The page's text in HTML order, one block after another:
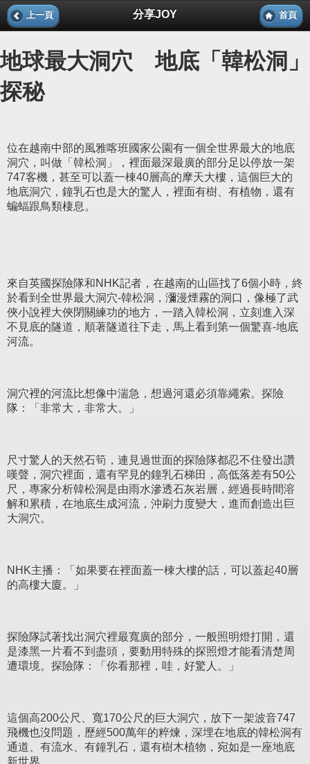
上一頁 分享JOY 首頁
地球最大洞穴 地底「韓松洞」
探秘
位在越南中部的風雅喀班國家公園有一個全世界最大的地底
洞穴，叫做「韓松洞」，裡面最深最廣的部分足以停放一架
747客機，甚至可以蓋一棟40層高的摩天大樓，這個巨大的
地底洞穴，鐘乳石也是大的驚人，裡面有樹、有植物，還有
蝙蝠跟鳥類棲息。
來自英國探險隊和NHK記者，在越南的山區找了6個小時，終
於看到全世界最大洞穴-韓松洞，瀰漫煙霧的洞口，像極了武
俠小說裡大俠閉關練功的地方，一踏入韓松洞，立刻進入深
不見底的隧道，順著隧道往下走，馬上看到第一個驚喜-地底
河流。
洞穴裡的河流比想像中湍急，想過河還必須靠繩索。探險
隊：「非常大，非常大。」
尺寸驚人的天然石筍，連見過世面的探險隊都忍不住發出讚
嘆聲，洞穴裡面，還有罕見的鐘乳石梯田，高低落差有50公
尺，專家分析韓松洞是由雨水滲透石灰岩層，經過長時間溶
解和累積，在地底生成河流，沖刷力度變大，進而創造出巨
大洞穴。
NHK主播：「如果要在裡面蓋一棟大樓的話，可以蓋起40層
的高樓大廈。」
探險隊試著找出洞穴裡最寬廣的部分，一般照明燈打開，還
是漆黑一片看不到盡頭，要動用特殊的探照燈才能看清楚周
遭環境。探險隊：「你看那裡，哇，好驚人。」
這個高200公尺、寬170公尺的巨大洞穴，放下一架波音747
飛機也沒問題，歷經500萬年的粹煉，深埋在地底的韓松洞有
通道、有流水、有鐘乳石，還有樹木植物，宛如是一座地底